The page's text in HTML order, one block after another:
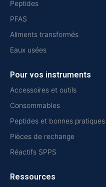
Peptides
PFAS
Aliments transformés
Eaux usées
Pour vos instruments
Accessoires et outils
Consommables
Peptides et bonnes
Pièces de rechange
Réactifs SPPS
Ressources